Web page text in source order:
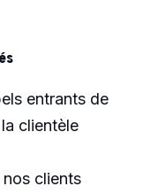
entrants de
clientèle
clients